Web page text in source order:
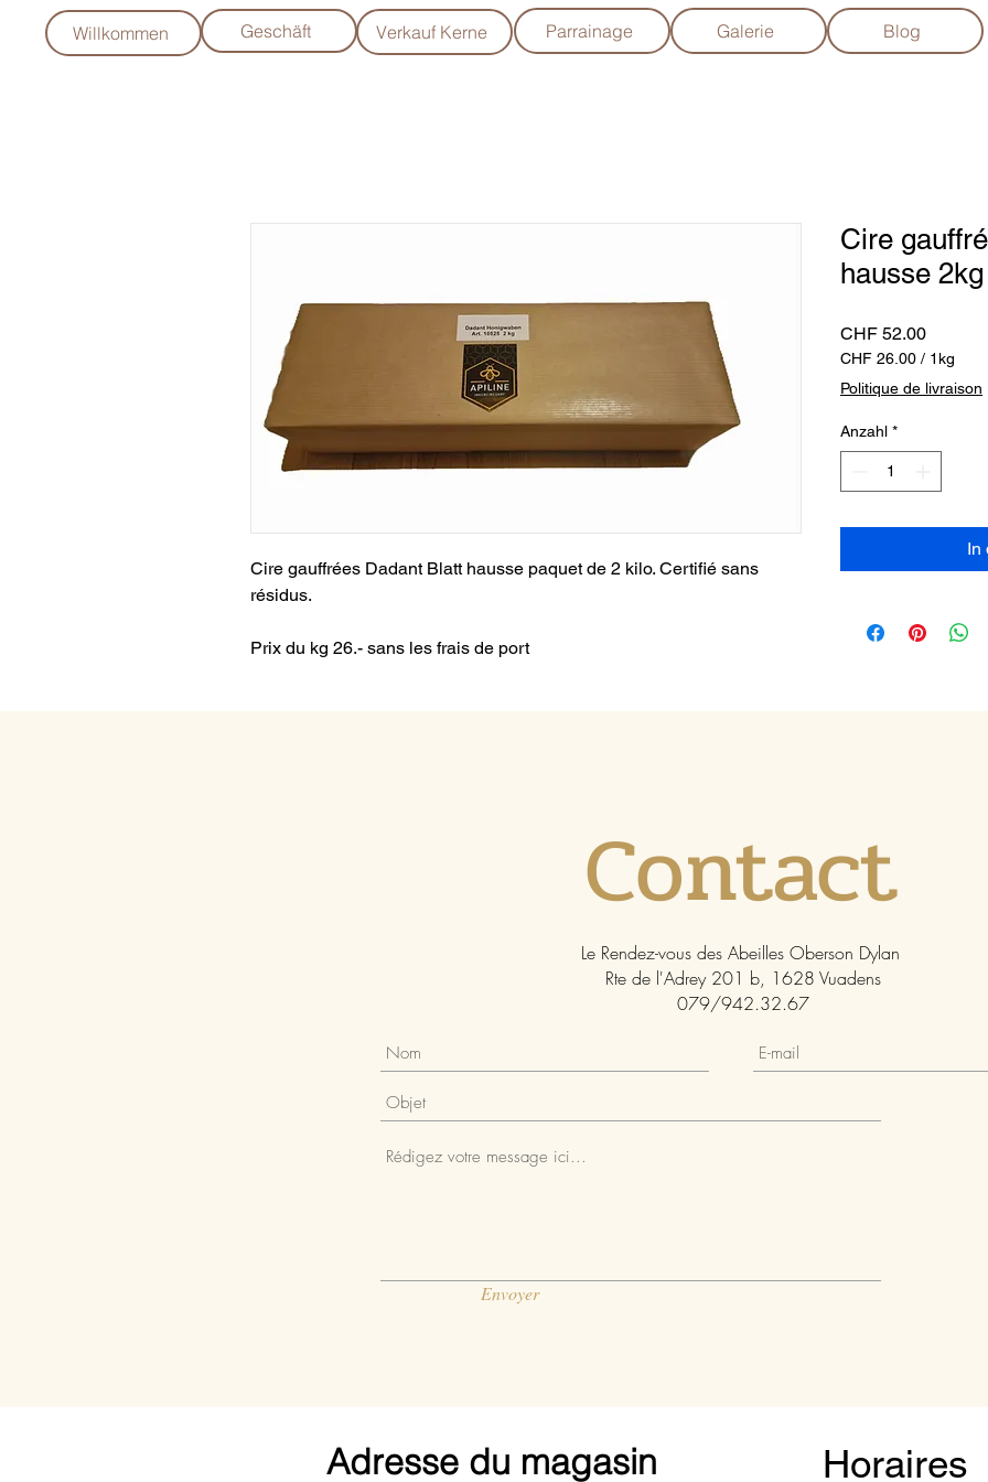
Willkommen Geschäft Verkauf Kerne Parrainage Galerie Blog
Cire gauffrées Dadant Blatt hausse paquet de 2 kilo. Certifié sans
résidus.
Prix du kg 26.- sans les frais de port
Cire
hausse 2kg
CHF 52.00Preis
CHF 26.00 / 1kg
CHF 26.00
pro
Kilogramm
Politique de livraison
Anzahl *
In
Contact
Le Rendez-vous des Abeilles Oberson Dylan
Rte de l'Adrey 201 b, 1628 Vuadens
079/942.32.67
Envoyer
Adresse du magasin Horaires